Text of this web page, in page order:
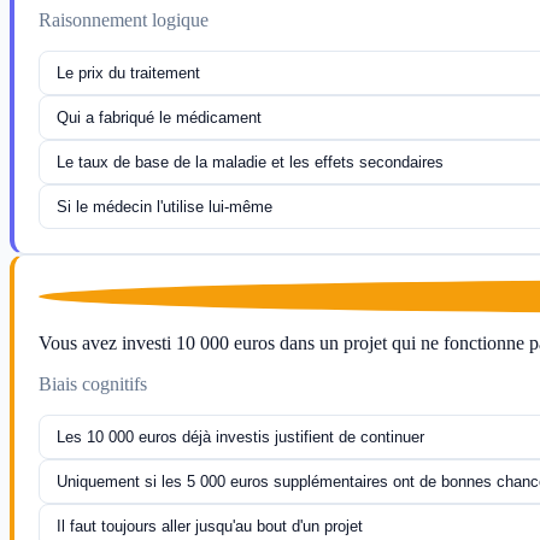
Raisonnement logique
Le prix du traitement
Qui a fabriqué le médicament
Le taux de base de la maladie et les effets secondaires
Si le médecin l'utilise lui-même
Vous avez investi 10 000 euros dans un projet qui ne fonctionne
Biais cognitifs
Les 10 000 euros déjà investis justifient de continuer
Uniquement si les 5 000 euros supplémentaires ont de bonnes
Il faut toujours aller jusqu'au bout d'un projet